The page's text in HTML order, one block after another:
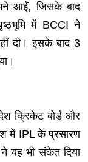
आईं, जिसके बाद
में BCCI ने
दी। इसके बाद 3
क्रिकेट बोर्ड और
में IPL के प्रसारण
यह भी संकेत दिया